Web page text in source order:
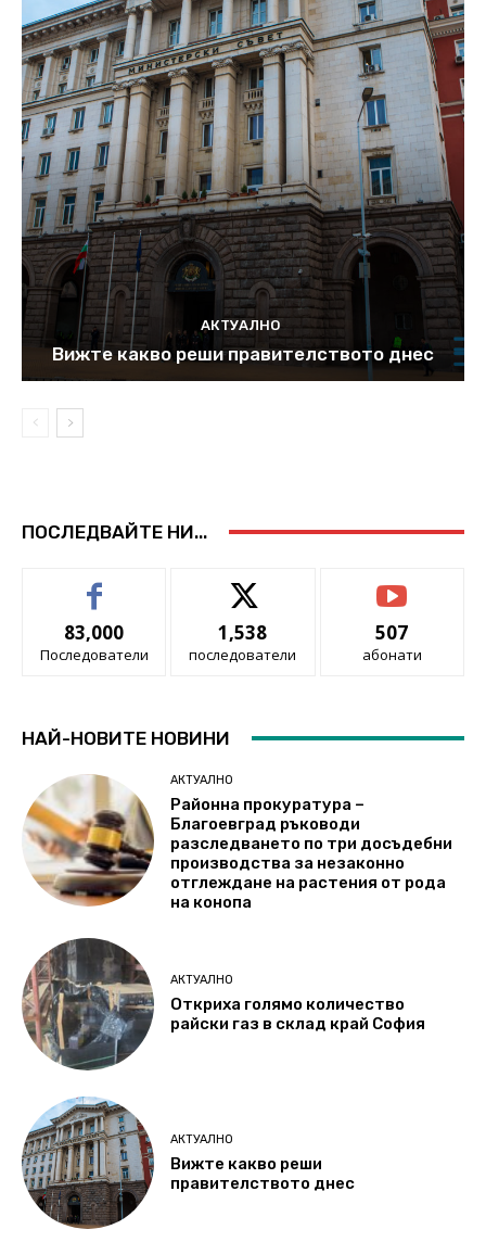
АКТУАЛНО
Вижте какво реши правителството днес
ПОСЛЕДВАЙТЕ НИ...
83,000
Последователи
1,538
последователи
507
абонати
НАЙ-НОВИТЕ НОВИНИ
АКТУАЛНО
Районна прокуратура –
Благоевград ръководи
разследването по три досъдебни
производства за незаконно
отглеждане на растения от рода
на конопа
АКТУАЛНО
Откриха голямо количество
райски газ в склад край София
АКТУАЛНО
Вижте какво реши
правителството днес